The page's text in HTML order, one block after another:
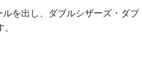
ルを出し、ダブルシザーズ・ダブ